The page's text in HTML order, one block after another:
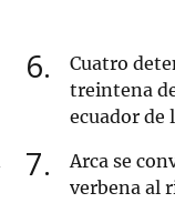
6
Cuatro
treintena
ecuador de
7
Arca se
verbena al